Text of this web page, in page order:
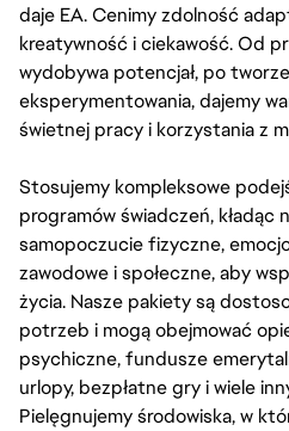
daje EA. Cenimy zdolność
kreatywność i ciekawość. Od
wydobywa potencjał, po
eksperymentowania, dajemy
świetnej pracy i korzystania z
Stosujemy kompleksowe
programów świadczeń, kładąc
samopoczucie fizyczne,
zawodowe i społeczne, aby
życia. Nasze pakiety są
potrzeb i mogą obejmować
psychiczne, fundusze
urlopy, bezpłatne gry i wiele
Pielęgnujemy środowiska, w